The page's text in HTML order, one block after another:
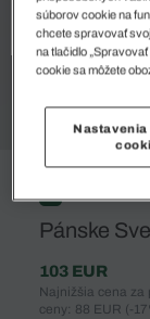
%
Pánske
103 EUR
Najnižšia cena za
ceny: 88 EUR (-
súborov cookie na
chcete spravovať
na tlačidlo
cookie sa môžete
Nastavenia